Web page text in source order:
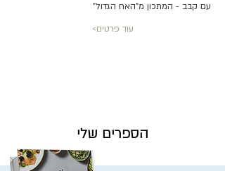
עם קבב - המתכון מ"האח הגדול"
עוד פרטים>
הספרים שלי